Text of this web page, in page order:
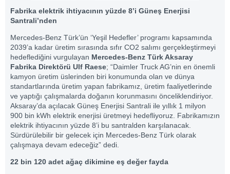
Fabrika elektrik ihtiyacının yüzde 8’i Güneş Enerjisi
Santrali’nden
Mercedes-Benz Türk’ün ‘Yeşil Hedefler’ programı kapsamında
2039’a kadar üretim sırasında sıfır CO2 salımı gerçekleştirmeyi
hedeflediğini vurgulayan Mercedes-Benz Türk Aksaray
Fabrika Direktörü Ulf Raese; “Daimler Truck AG’nin en önemli
kamyon üretim üslerinden biri konumunda olan ve dünya
standartlarında üretim yapan fabrikamız, üretim faaliyetlerinde
ve yaptığı çalışmalarda doğanın korunmasını önceliklendiriyor.
Aksaray’da açılacak Güneş Enerjisi Santrali ile yıllık 1 milyon
900 bin kWh elektrik enerjisi üretmeyi hedefliyoruz. Fabrikamızın
elektrik ihtiyacının yüzde 8’i bu santralden karşılanacak.
Sürdürülebilir bir gelecek için Mercedes-Benz Türk olarak
çalışmaya devam edeceğiz” dedi.
22 bin 120 adet ağaç dikimine eş değer fayda